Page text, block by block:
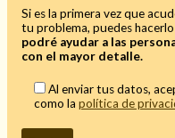
Oraciones(3)
Rituales(72)
Tarot online(372)
Mi rincón
Mis libros favoritos
Si es la primera vez que
tu problema, puedes
podré ayudar a las
con el mayor detalle.
Al enviar tus datos,
como la política de